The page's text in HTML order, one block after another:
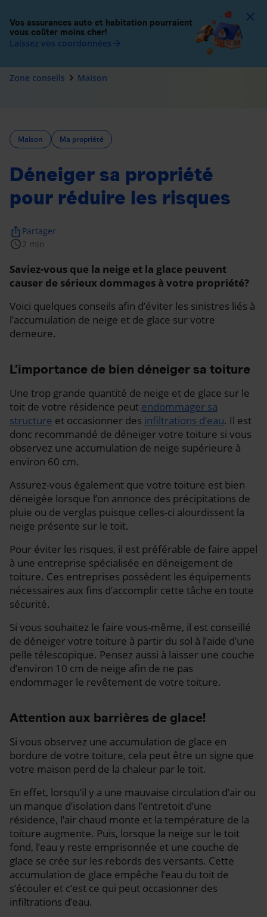
Zone conseils navigate_next Maison
Maison Ma propriété
Déneiger sa propriété
pour réduire les risques
schedule2 min
ios_share Partager
Saviez-vous que la neige et la glace peuvent
causer de sérieux dommages à votre propriété?
Voici quelques conseils afin d’éviter les sinistres liés à
l’accumulation de neige et de glace sur votre
demeure.
L’importance de bien déneiger sa toiture
Une trop grande quantité de neige et de glace sur le
toit de votre résidence peut endommager sa
structure et occasionner des infiltrations d’eau. Il est
donc recommandé de déneiger votre toiture si vous
observez une accumulation de neige supérieure à
environ 60 cm.
Assurez-vous également que votre toiture est bien
déneigée lorsque l’on annonce des précipitations de
pluie ou de verglas puisque celles-ci alourdissent la
neige présente sur le toit.
Pour éviter les risques, il est préférable de faire appel
à une entreprise spécialisée en déneigement de
toiture. Ces entreprises possèdent les équipements
nécessaires aux fins d’accomplir cette tâche en toute
sécurité.
Si vous souhaitez le faire vous-même, il est conseillé
de déneiger votre toiture à partir du sol à l’aide d’une
pelle télescopique. Pensez aussi à laisser une couche
d’environ 10 cm de neige afin de ne pas
endommager le revêtement de votre toiture.
Attention aux barrières de glace!
Si vous observez une accumulation de glace en
bordure de votre toiture, cela peut être un signe que
votre maison perd de la chaleur par le toit.
En effet, lorsqu’il y a une mauvaise circulation d’air ou
un manque d’isolation dans l’entretoit d’une
résidence, l’air chaud monte et la température de la
toiture augmente. Puis, lorsque la neige sur le toit
fond, l’eau y reste emprisonnée et une couche de
glace se crée sur les rebords des versants. Cette
accumulation de glace empêche l’eau du toit de
s’écouler et c’est ce qui peut occasionner des
infiltrations d’eau.
Vos assurances auto et habitation pourraient
vous coûter moins cher!
Laissez vos coordonnées arrow_forward